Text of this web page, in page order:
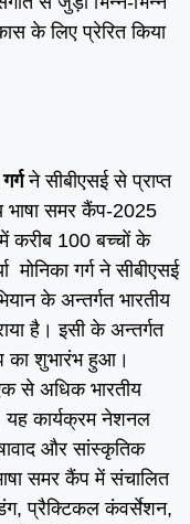
के लिए प्रेरित किया
ने सीबीएसई से प्राप्त
भाषा समर कैंप-2025
करीब 100 बच्चों के
मोनिका गर्ग ने सीबीएसई
के अन्तर्गत भारतीय
है। इसी के अन्तर्गत
का शुभारंभ हुआ।
से अधिक भारतीय
यह कार्यक्रम नेशनल
और सांस्कृतिक
समर कैंप में संचालित
प्रैक्टिकल कंवर्सेशन,